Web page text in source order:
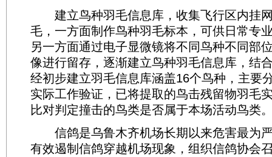
建立鸟种羽毛信息库，收集飞行区内挂
毛，一方面制作鸟种羽毛标本，可供日常专
另一方面通过电子显微镜将不同鸟种不同部
像进行留存，逐渐建立鸟种羽毛信息库，结
经初步建立羽毛信息库涵盖16个鸟种，主要
实际工作验证，已将提取的鸟击残留物羽毛
比对判定撞击的鸟类是否属于本场活动鸟类
信鸽是乌鲁木齐机场长期以来危害最为
有效遏制信鸽穿越机场现象，组织信鸽协会